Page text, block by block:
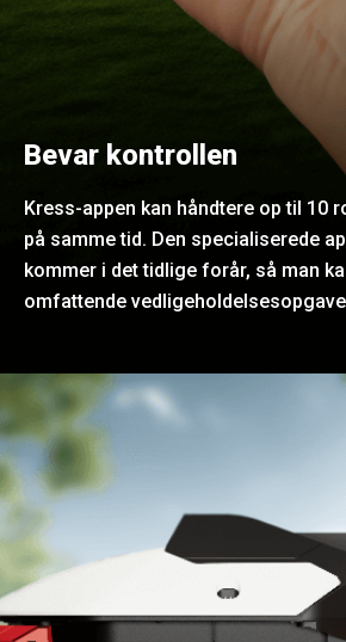
Bevar kontrollen
Kress-appen kan håndtere op til 10
på samme tid. Den specialiserede
kommer i det tidlige forår, så man
omfattende